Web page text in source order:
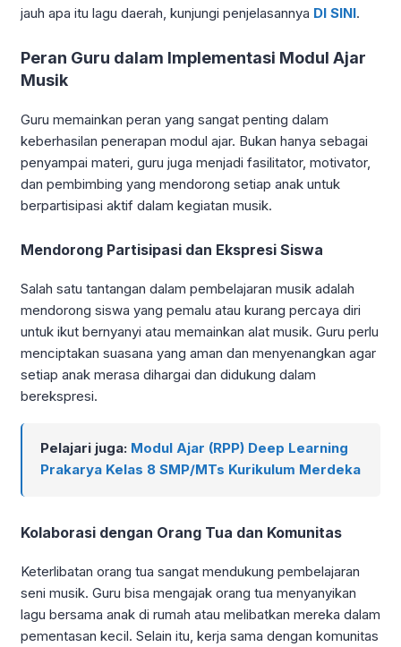
jauh apa itu lagu daerah, kunjungi penjelasannya DI SINI.
Peran Guru dalam Implementasi Modul Ajar
Musik
Guru memainkan peran yang sangat penting dalam
keberhasilan penerapan modul ajar. Bukan hanya sebagai
penyampai materi, guru juga menjadi fasilitator, motivator,
dan pembimbing yang mendorong setiap anak untuk
berpartisipasi aktif dalam kegiatan musik.
Mendorong Partisipasi dan Ekspresi Siswa
Salah satu tantangan dalam pembelajaran musik adalah
mendorong siswa yang pemalu atau kurang percaya diri
untuk ikut bernyanyi atau memainkan alat musik. Guru perlu
menciptakan suasana yang aman dan menyenangkan agar
setiap anak merasa dihargai dan didukung dalam
berekspresi.
Pelajari juga: Modul Ajar (RPP) Deep Learning
Prakarya Kelas 8 SMP/MTs Kurikulum Merdeka
Kolaborasi dengan Orang Tua dan Komunitas
Keterlibatan orang tua sangat mendukung pembelajaran
seni musik. Guru bisa mengajak orang tua menyanyikan
lagu bersama anak di rumah atau melibatkan mereka dalam
pementasan kecil. Selain itu, kerja sama dengan komunitas